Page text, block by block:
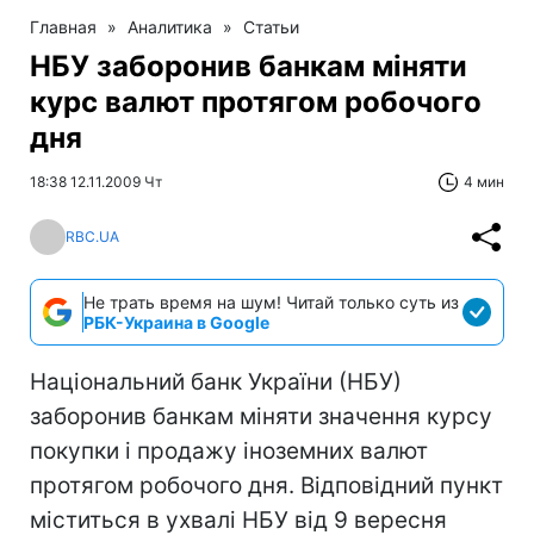
Главная » Аналитика » Статьи
НБУ заборонив банкам міняти
курс валют протягом робочого
дня
18:38 12.11.2009 Чт 4 мин
RBC.UA
Не трать время на шум! Читай только суть из
РБК-Украина в Google
Національний банк України (НБУ)
заборонив банкам міняти значення курсу
покупки і продажу іноземних валют
протягом робочого дня. Відповідний пункт
міститься в ухвалі НБУ від 9 вересня